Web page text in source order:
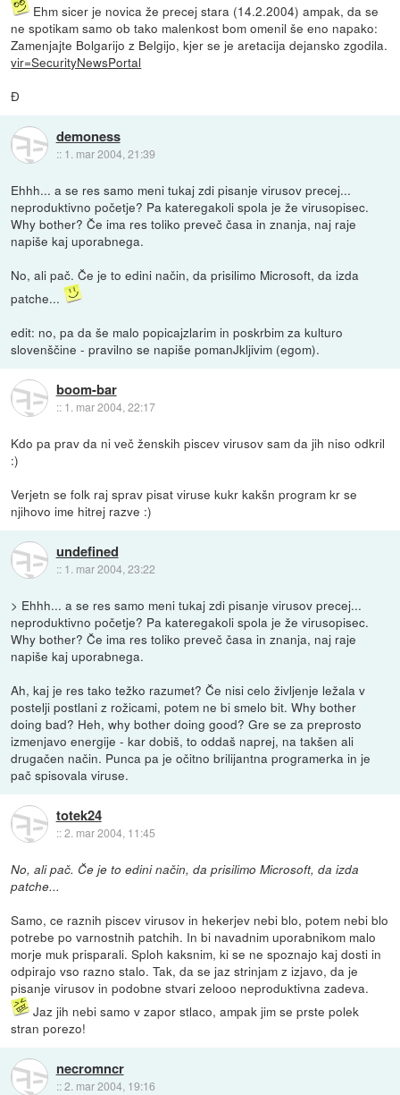
Ehm sicer je novica že precej stara (14.2.2004) ampak, da se
ne spotikam samo ob tako malenkost bom omenil še eno napako:
Zamenjajte Bolgarijo z Belgijo, kjer se je aretacija dejansko zgodila.
vir=SecurityNewsPortal
Đ
demoness
:: 1. mar 2004, 21:39
Ehhh... a se res samo meni tukaj zdi pisanje virusov precej...
neproduktivno početje? Pa kateregakoli spola je že virusopisec.
Why bother? Če ima res toliko preveč časa in znanja, naj raje
napiše kaj uporabnega.
No, ali pač. Če je to edini način, da prisilimo Microsoft, da izda
patche...
edit: no, pa da še malo popicajzlarim in poskrbim za kulturo
slovenščine - pravilno se napiše pomanJkljivim (egom).
boom-bar
:: 1. mar 2004, 22:17
Kdo pa prav da ni več ženskih piscev virusov sam da jih niso odkril
:)
Verjetn se folk raj sprav pisat viruse kukr kakšn program kr se
njihovo ime hitrej razve :)
undefined
:: 1. mar 2004, 23:22
> Ehhh... a se res samo meni tukaj zdi pisanje virusov precej...
neproduktivno početje? Pa kateregakoli spola je že virusopisec.
Why bother? Če ima res toliko preveč časa in znanja, naj raje
napiše kaj uporabnega.
Ah, kaj je res tako težko razumet? Če nisi celo življenje ležala v
postelji postlani z rožicami, potem ne bi smelo bit. Why bother
doing bad? Heh, why bother doing good? Gre se za preprosto
izmenjavo energije - kar dobiš, to oddaš naprej, na takšen ali
drugačen način. Punca pa je očitno brilijantna programerka in je
pač spisovala viruse.
totek24
::2. mar 2004, 11:45
No, ali pač. Če je to edini način, da prisilimo Microsoft, da izda
patche...
Samo, ce raznih piscev virusov in hekerjev nebi blo, potem nebi blo
potrebe po varnostnih patchih. In bi navadnim uporabnikom malo
morje muk prisparali. Sploh kaksnim, ki se ne spoznajo kaj dosti in
odpirajo vso razno stalo. Tak, da se jaz strinjam z izjavo, da je
pisanje virusov in podobne stvari zelooo neproduktivna zadeva.
Jaz jih nebi samo v zapor stlaco, ampak jim se prste polek
stran porezo!
necromncr
::2. mar 2004, 19:16